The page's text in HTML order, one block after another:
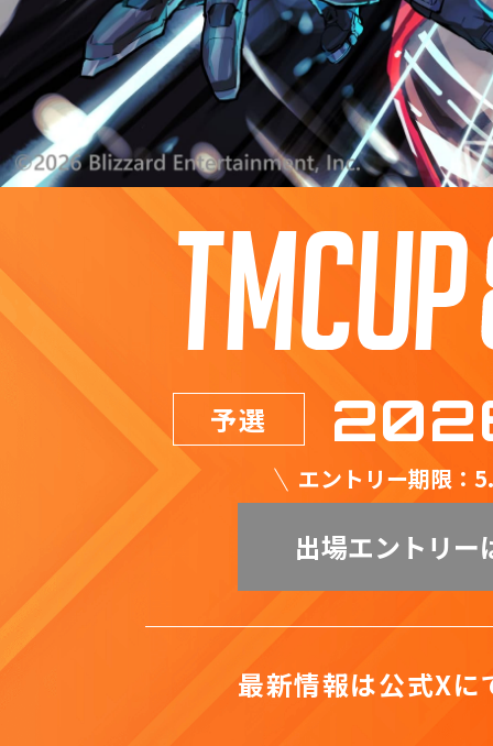
予選
エントリー期限：
出場エントリー
最新情報は公式Xに